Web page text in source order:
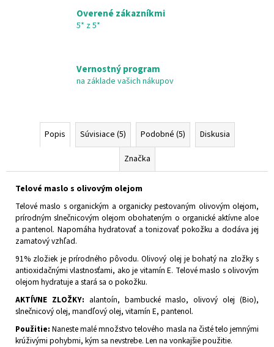
Overené zákazníkmi
5* z 5*
Vernostný program
na základe vašich nákupov
Popis Súvisiace (5) Podobné (5)
Diskusia
Značka
Telové maslo s olivovým olejom
Telové maslo s organickým a organicky pestovaným olivovým olejom,
prírodným slnečnicovým olejom obohateným o organické aktívne aloe
a pantenol. Napomáha hydratovať a tonizovať pokožku a dodáva jej
zamatový vzhľad.
91% zložiek je prírodného pôvodu. Olivový olej je bohatý na zložky s
antioxidačnými vlastnosťami, ako je vitamín E. Telové maslo s olivovým
olejom hydratuje a stará sa o pokožku.
AKTÍVNE ZLOŽKY: alantoín, bambucké maslo, olivový olej (Bio),
slnečnicový olej, mandľový olej, vitamín E, pantenol.
Použitie: Naneste malé množstvo telového masla na čisté telo jemnými
krúživými pohybmi, kým sa nevstrebe. Len na vonkajšie použitie.